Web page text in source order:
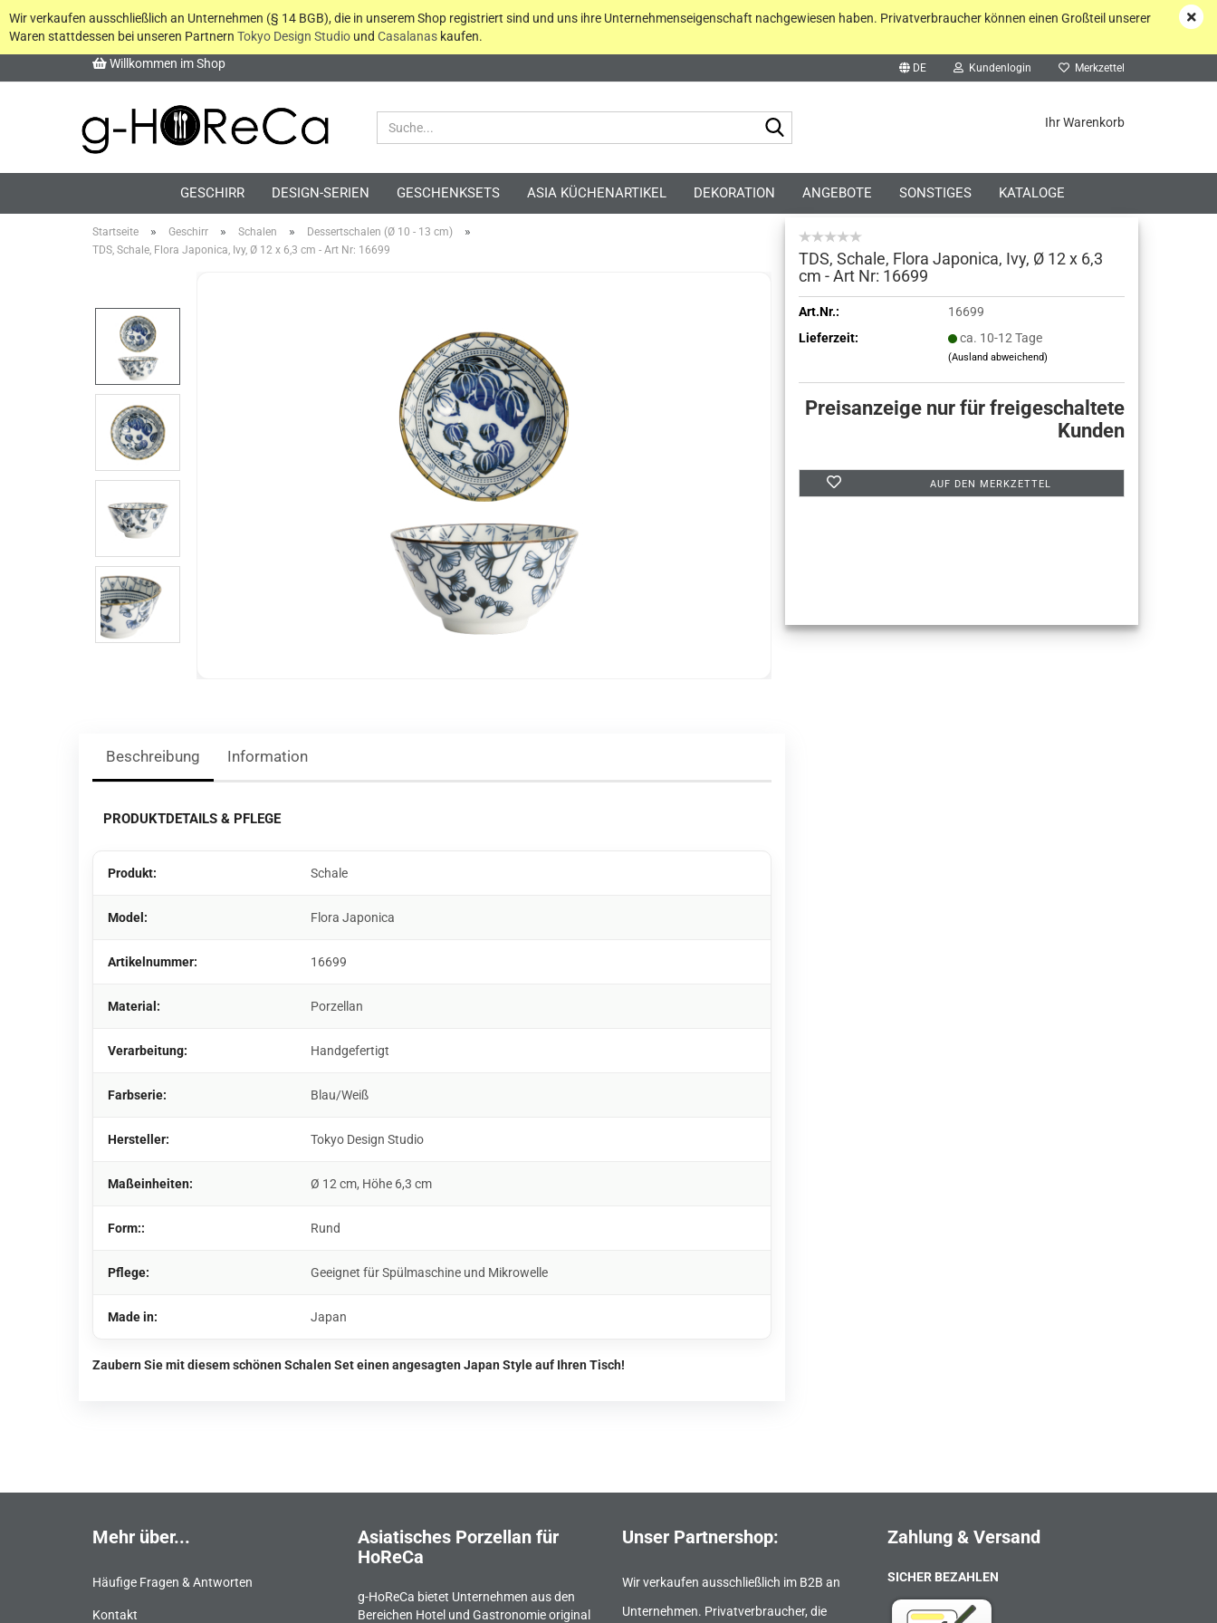
Willkommen im Shop DE Kundenlogin
Konto erstellen
Passwort vergessen?
Merkzettel
Ihr Warenkorb
Wir verkaufen ausschließlich an Unternehmen (§ 14 BGB), die in unserem Shop registriert sind und uns ihre Unternehmenseigenschaft nachgewiesen haben. Privatverbraucher können einen Großteil unserer
Waren stattdessen bei unseren Partnern Tokyo Design Studio und Casalanas kaufen.
GESCHIRR DESIGN-SERIEN GESCHENKSETS ASIA KÜCHENARTIKEL DEKORATION ANGEBOTE SONSTIGES KATALOGE
Startseite » Geschirr » Schalen » Dessertschalen (Ø 10 - 13 cm) »
TDS, Schale, Flora Japonica, Ivy, Ø 12 x 6,3 cm - Art Nr: 16699
TDS, Schale, Flora Japonica, Ivy, Ø 12 x 6,3
cm - Art Nr: 16699
Art.Nr.:
16699
Lieferzeit:
ca. 10-12 Tage
(Ausland abweichend)
Preisanzeige nur für freigeschaltete
Kunden
AUF DEN MERKZETTEL
Beschreibung Information
PRODUKTDETAILS & PFLEGE
Produkt: Schale
Model: Flora Japonica
Artikelnummer: 16699
Material: Porzellan
Verarbeitung: Handgefertigt
Farbserie: Blau/Weiß
Hersteller: Tokyo Design Studio
Maßeinheiten: Ø 12 cm, Höhe 6,3 cm
Form:: Rund
Pflege: Geeignet für Spülmaschine und Mikrowelle
Made in: Japan
Zaubern Sie mit diesem schönen Schalen Set einen angesagten Japan Style auf Ihren Tisch!
Mehr über...
Häufige Fragen & Antworten
Kontakt
Asiatisches Porzellan für
HoReCa
g-HoReCa bietet Unternehmen aus den
Bereichen Hotel und Gastronomie original
Unser Partnershop:
Wir verkaufen ausschließlich im B2B an
Unternehmen. Privatverbraucher, die
Zahlung & Versand
SICHER BEZAHLEN